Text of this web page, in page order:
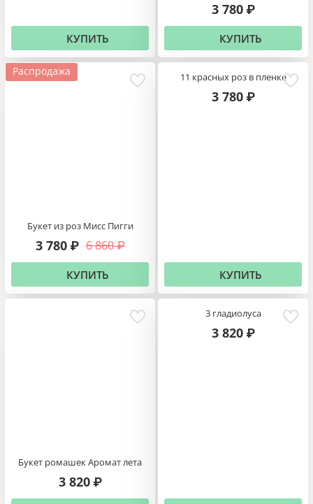
КУПИТЬ
3 780 ₽
КУПИТЬ
Распродажа
Букет из роз Мисс Пигги
6 860 ₽
3 780 ₽
КУПИТЬ
11 красных роз в пленке
3 780 ₽
КУПИТЬ
Букет ромашек Аромат лета
3 820 ₽
3 гладиолуса
3 820 ₽